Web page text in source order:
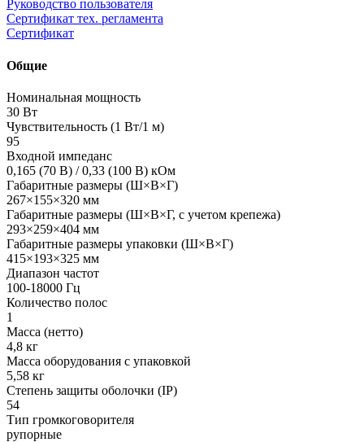
Руководство пользователя
Сертификат тех. регламента
Сертификат
Общие
Номинальная мощность
30 Вт
Чувствительность (1 Вт/1 м)
95
Входной импеданс
0,165 (70 В) / 0,33 (100 В) кОм
Габаритные размеры (Ш×В×Г)
267×155×320 мм
Габаритные размеры (Ш×В×Г, с учетом крепежа)
293×259×404 мм
Габаритные размеры упаковки (Ш×В×Г)
415×193×325 мм
Диапазон частот
100-18000 Гц
Количество полос
1
Масса (нетто)
4,8 кг
Масса оборудования с упаковкой
5,58 кг
Степень защиты оболочки (IP)
54
Тип громкоговорителя
рупорные